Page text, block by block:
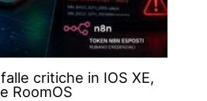
critiche in IOS XE,
RoomOS